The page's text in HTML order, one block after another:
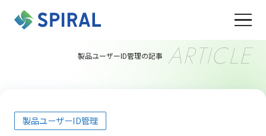
製品ユーザーID管理の記事 ARTICLE
製品ユーザーID管理